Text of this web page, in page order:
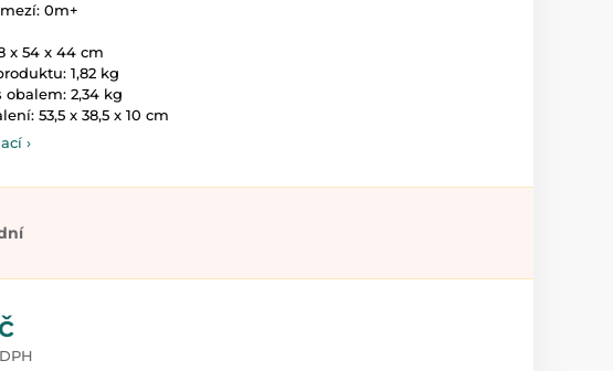
0m+
x 54 x 44 cm
1,82 kg
obalem: 2,34 kg
53,5 x 38,5 x 10 cm
›